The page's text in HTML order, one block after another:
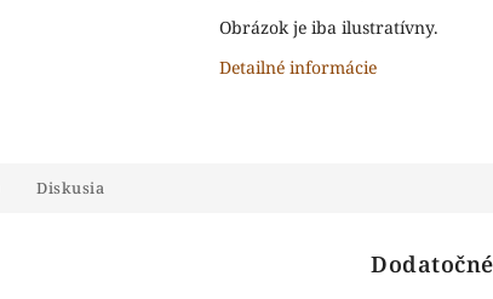
Obrázok je iba ilustratívny.
Detailné informácie
Diskusia